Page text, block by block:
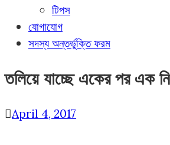
টিপস
যোগাযোগ
সদস্য অন্তর্ভুক্তি ফরম
তলিয়ে যাচ্ছে একের পর এক
April 4, 2017